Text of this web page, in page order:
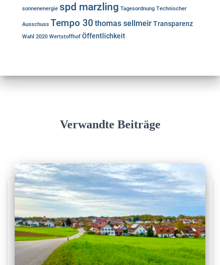
sonnenenergie spd marzling Tagesordnung Technischer
Ausschuss Tempo 30 thomas sellmeirTransparenz
Wahl 2020 Wertstoffhof Öffentlichkeit
Verwandte Beiträge